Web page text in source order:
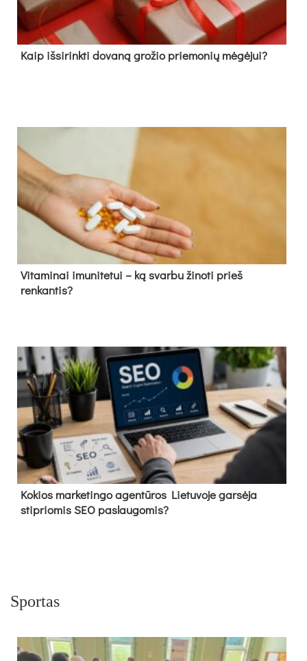
Kaip išsirinkti dovaną grožio priemonių mėgėjui?
Vitaminai imunitetui – ką svarbu žinoti prieš
renkantis?
Kokios marketingo agentūros Lietuvoje garsėja
stipriomis SEO paslaugomis?
Sportas